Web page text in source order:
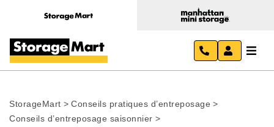
StorageMart > Conseils pratiques d’entreposage >
Conseils d’entreposage saisonnier >